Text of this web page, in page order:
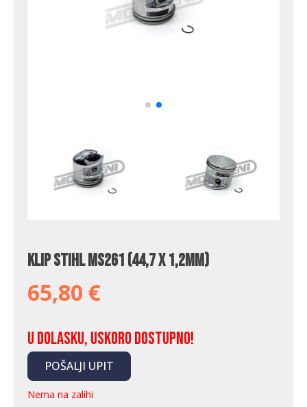
Klip Stihl MS261 (44,7 x 1,2mm)
65,80 €
U dolasku, uskoro dostupno!
POŠALJI UPIT
Nema na zalihi